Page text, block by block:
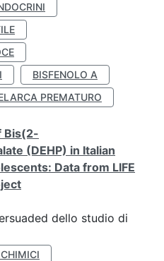
BISFENOLO A
PREMATURO
Bis(2-
(DEHP) in Italian
Data from LIFE
dello studio di